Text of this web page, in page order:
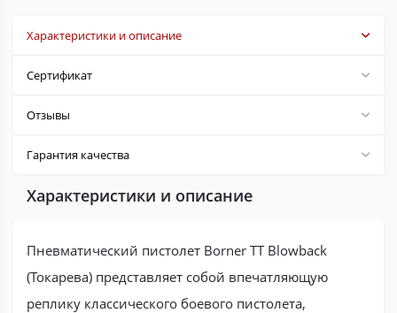
Характеристики и описание
Сертификат
Отзывы
Гарантия качества
Характеристики и описание
Пневматический пистолет Borner TT Blowback
(Токарева) представляет собой впечатляющую
реплику классического боевого пистолета,